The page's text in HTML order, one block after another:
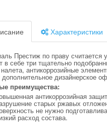
Характеристики
Престиж по праву
в себе три тщательно
антикоррозийные
дизайнерское
преимущества:
антикоррозийная
старых ржавых
не нужно
расход состава.